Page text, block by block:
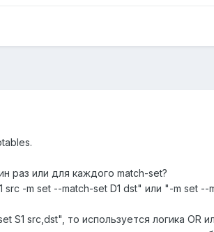
раз или для каждого match-set?
-m set --match-set D1 dst" или "-m set --
S1 src,dst", то используется логика OR